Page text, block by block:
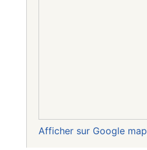
Afficher sur Google map